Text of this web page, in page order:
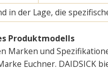
in der Lage, die
Produktmodells
Marken und
Euchner. DAIDSICK